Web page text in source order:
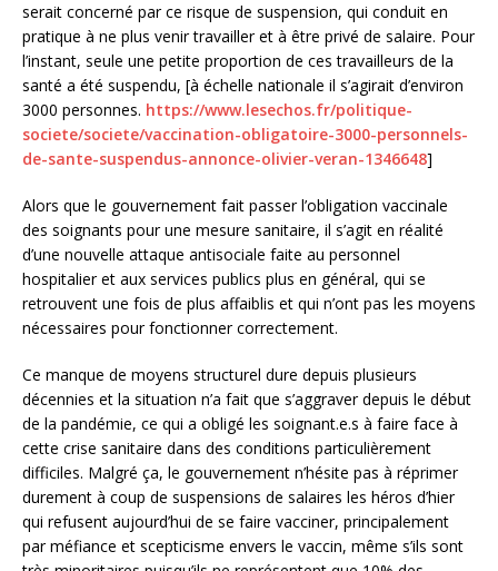
serait concerné par ce risque de suspension, qui conduit en
pratique à ne plus venir travailler et à être privé de salaire. Pour
l’instant, seule une petite proportion de ces travailleurs de la
santé a été suspendu, [à échelle nationale il s’agirait d’environ
3000 personnes. https://www.lesechos.fr/politique-
societe/societe/vaccination-obligatoire-3000-personnels-
de-sante-suspendus-annonce-olivier-veran-1346648]
Alors que le gouvernement fait passer l’obligation vaccinale
des soignants pour une mesure sanitaire, il s’agit en réalité
d’une nouvelle attaque antisociale faite au personnel
hospitalier et aux services publics plus en général, qui se
retrouvent une fois de plus affaiblis et qui n’ont pas les moyens
nécessaires pour fonctionner correctement.
Ce manque de moyens structurel dure depuis plusieurs
décennies et la situation n’a fait que s’aggraver depuis le début
de la pandémie, ce qui a obligé les soignant.e.s à faire face à
cette crise sanitaire dans des conditions particulièrement
difficiles. Malgré ça, le gouvernement n’hésite pas à réprimer
durement à coup de suspensions de salaires les héros d’hier
qui refusent aujourd’hui de se faire vacciner, principalement
par méfiance et scepticisme envers le vaccin, même s’ils sont